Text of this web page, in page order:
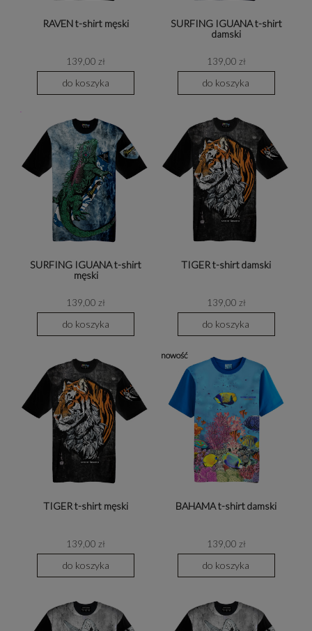
RAVEN t-shirt męski
139,00 zł
do koszyka
SURFING IGUANA t-shirt
damski
139,00 zł
do koszyka
SURFING IGUANA t-shirt
męski
139,00 zł
do koszyka
TIGER t-shirt damski
139,00 zł
do koszyka
TIGER t-shirt męski
139,00 zł
do koszyka
BAHAMA t-shirt damski
139,00 zł
do koszyka
nowość